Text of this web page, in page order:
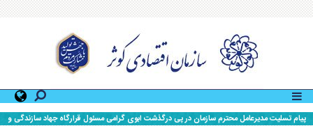
پیام تسلیت مدیرعامل محترم سازمان در پی درگذشت ابوی گرامی مسئول قرارگاه جهاد سازندگی و